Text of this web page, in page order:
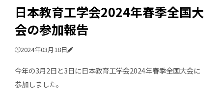
日本教育工学会2024年春季全国大
会の参加報告
2024年03月18日
今年の3月2日と3日に日本教育工学会2024年春季全国大会に
参加しました。